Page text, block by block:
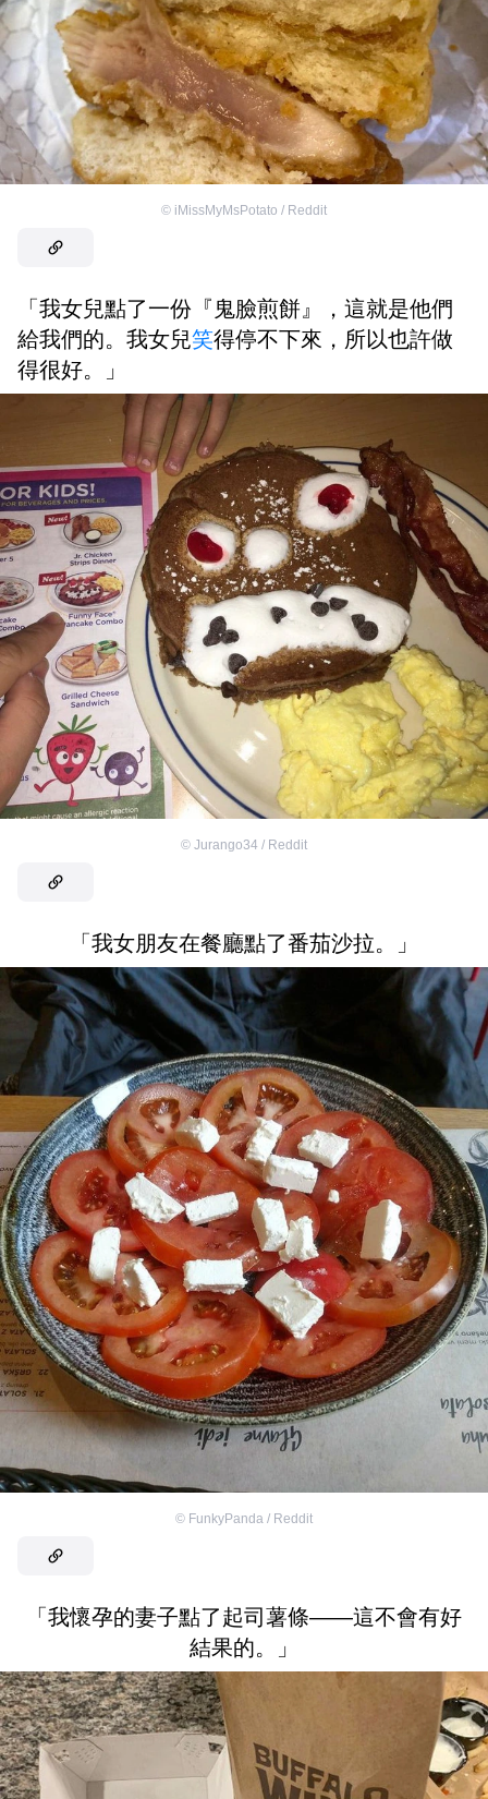
© iMissMyMsPotato / Reddit
「我女兒點了一份『鬼臉煎餅』，這就是他們
給我們的。我女兒笑得停不下來，所以也許做
得很好。」
© Jurango34 / Reddit
「我女朋友在餐廳點了番茄沙拉。」
© FunkyPanda / Reddit
「我懷孕的妻子點了起司薯條——這不會有好
結果的。」